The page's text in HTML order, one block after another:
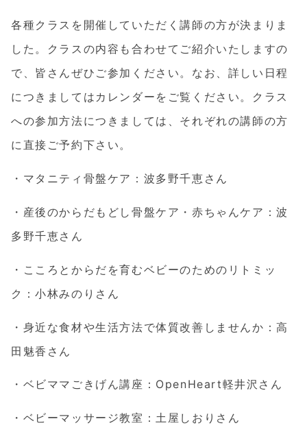
各種クラスを開催していただく講師の方が決まりま
した。クラスの内容も合わせてご紹介いたしますの
で、皆さんぜひご参加ください。なお、詳しい日程
につきましてはカレンダーをご覧ください。クラス
への参加方法につきましては、それぞれの講師の方
に直接ご予約下さい。
・マタニティ骨盤ケア：波多野千恵さん
・産後のからだもどし骨盤ケア・赤ちゃんケア：波
多野千恵さん
・こころとからだを育むベビーのためのリトミッ
ク：小林みのりさん
・身近な食材や生活方法で体質改善しませんか：高
田魅香さん
・ベビママごきげん講座：OpenHeart軽井沢さん
・ベビーマッサージ教室：土屋しおりさん